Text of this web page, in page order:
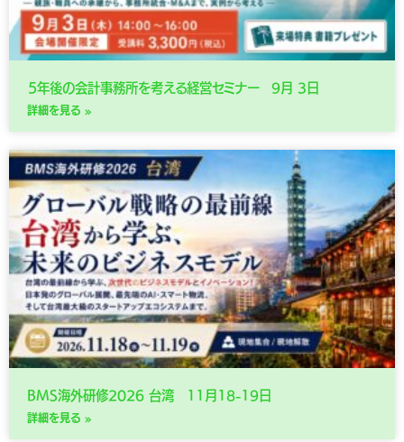
５年後の会計事務所を考える経営セミナー 9月 3日
詳細を見る »
BMS海外研修2026 台湾 11月18-19日
詳細を見る »